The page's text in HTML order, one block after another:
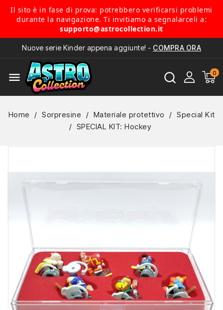
Il sito è in fase di prova: potrebbero verificarsi problemi
durante la navigazione. Ti invitiamo a segnalarceli a:
supporto@astrocollection.it
Nuove serie Kinder appena aggiunte! - COMPRA ORA
menu
Home Sorpresine Materiale protettivo
Special Kit
SPECIAL KIT: Hockey